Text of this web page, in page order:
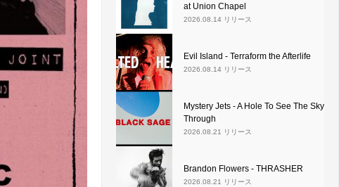
at Union Chapel
2026.08.14 リリース
Evil Island - Terraform the Afterlife
2026.08.14 リリース
Mystery Jets - A Hole To See The Sky
Through
2026.08.21 リリース
Brandon Flowers - THRASHER
2026.08.21 リリース